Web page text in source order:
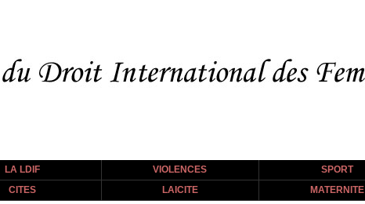
LA LDIF VIOLENCES SPORT
CITES LAICITE MATERNITE